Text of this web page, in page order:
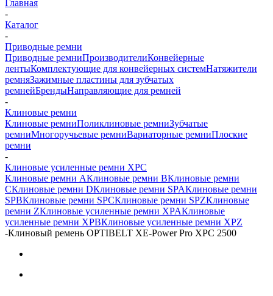
Главная
-
Каталог
-
Приводные ремни
Приводные ремниПроизводителиКонвейерные
лентыКомплектующие для конвейерных системНатяжители
ремняЗажимные пластины для зубчатых
ремнейБрендыНаправляющие для ремней
-
Клиновые ремни
Клиновые ремниПоликлиновые ремниЗубчатые
ремниМногоручьевые ремниВариаторные ремниПлоские
ремни
-
Клиновые усиленные ремни XPC
Клиновые ремни AКлиновые ремни BКлиновые ремни
CКлиновые ремни DКлиновые ремни SPAКлиновые ремни
SPBКлиновые ремни SPCКлиновые ремни SPZКлиновые
ремни ZКлиновые усиленные ремни XPAКлиновые
усиленные ремни XPBКлиновые усиленные ремни XPZ
-Клиновый ремень OPTIBELT XE-Power Pro XPC 2500